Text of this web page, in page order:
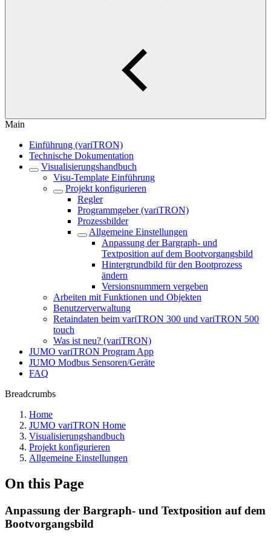
Main
Einführung (variTRON)
Technische Dokumentation
Visualisierungshandbuch
Visu-Template Einführung
Projekt konfigurieren
Regler
Programmgeber (variTRON)
Prozessbilder
Allgemeine Einstellungen
Anpassung der Bargraph- und
Textposition auf dem Bootvorgangsbild
Hintergrundbild für den Bootprozess
ändern
Versionsnummern vergeben
Arbeiten mit Funktionen und Objekten
Benutzerverwaltung
Retaindaten beim variTRON 300 und variTRON 500
touch
Was ist neu? (variTRON)
JUMO variTRON Program App
JUMO Modbus Sensoren/Geräte
FAQ
Breadcrumbs
Home
JUMO variTRON Home
Visualisierungshandbuch
Projekt konfigurieren
Allgemeine Einstellungen
On this Page
Anpassung der Bargraph- und Textposition auf dem
Bootvorgangsbild